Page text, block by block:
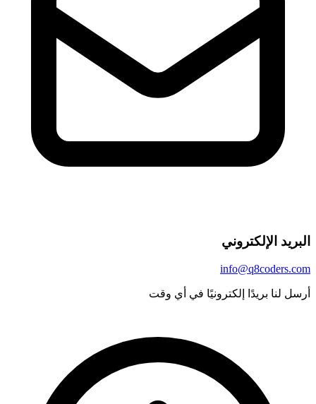
البريد الإلكتروني
info@q8coders.com
أرسل لنا بريدًا إلكترونيًا في أي وقت